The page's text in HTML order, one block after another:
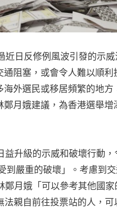
近日反修例風波引發的示
阻塞，或會令人難以順利
外選民或移居頻繁的地方
月娥建議，為香港選舉增
升級的示威和破壞行動，
到嚴重的破壞」。考慮到
月娥「可以參考其他國家
親自前往投票站的人，可